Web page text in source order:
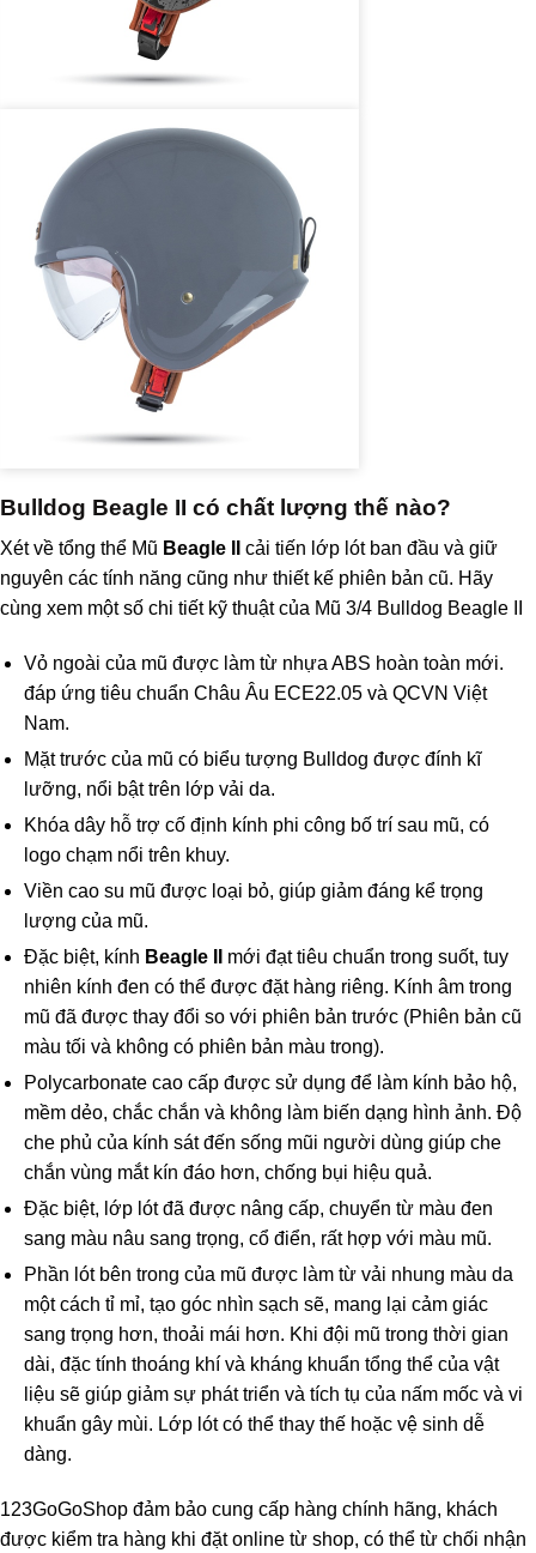
Bulldog Beagle II có chất lượng thế nào?
Xét về tổng thể Mũ Beagle II
cải tiến lớp lót ban đầu và giữ
nguyên các tính năng cũng như thiết kế phiên bản cũ. Hãy
cùng xem một số chi tiết kỹ thuật của Mũ 3/4 Bulldog Beagle II
Vỏ ngoài của mũ được làm từ nhựa ABS hoàn toàn mới.
đáp ứng tiêu chuẩn Châu Âu ECE22.05 và QCVN Việt
Nam.
Mặt trước của mũ có biểu tượng Bulldog được đính kĩ
lưỡng, nổi bật trên lớp vải da.
Khóa dây hỗ trợ cố định kính phi công bố trí sau mũ, có
logo chạm nổi trên khuy.
Viền cao su mũ được loại bỏ, giúp giảm đáng kể trọng
lượng của mũ.
Đặc biệt, kính Beagle II
mới đạt tiêu chuẩn trong suốt, tuy
nhiên kính đen có thể được đặt hàng riêng. Kính âm trong
mũ đã được thay đổi so với phiên bản trước (Phiên bản cũ
màu tối và không có phiên bản màu trong).
Polycarbonate cao cấp được sử dụng để làm kính bảo hộ,
mềm dẻo, chắc chắn và không làm biến dạng hình ảnh. Độ
che phủ của kính sát đến sống mũi người dùng giúp che
chắn vùng mắt kín đáo hơn, chống bụi hiệu quả.
Đặc biệt, lớp lót đã được nâng cấp, chuyển từ màu đen
sang màu nâu sang trọng, cổ điển, rất hợp với màu mũ.
Phần lót bên trong của mũ được làm từ vải nhung màu da
một cách tỉ mỉ, tạo góc nhìn sạch sẽ, mang lại cảm giác
sang trọng hơn, thoải mái hơn. Khi đội mũ trong thời gian
dài, đặc tính thoáng khí và kháng khuẩn tổng thể của vật
liệu sẽ giúp giảm sự phát triển và tích tụ của nấm mốc và vi
khuẩn gây mùi. Lớp lót có thể thay thế hoặc vệ sinh dễ
dàng.
123GoGoShop đảm bảo cung cấp hàng chính hãng, khách
được kiểm tra hàng khi đặt online từ shop, có thể từ chối nhận